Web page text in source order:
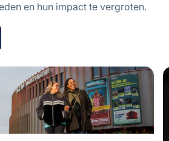
en hun impact te vergroten.